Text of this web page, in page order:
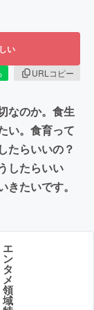
い
URLコピー
なのか。食生
い。食育って
たらいいの？
したらいい
たいです。
エ
ン
タ
メ
領
域